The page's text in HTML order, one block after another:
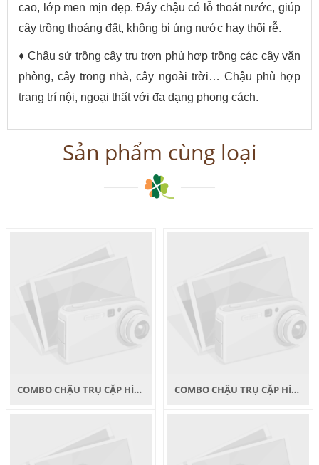
cao, lớp men mịn đẹp. Đáy chậu có lỗ thoát nước, giúp
cây trồng thoáng đất, không bị úng nước hay thối rễ.
♦ Chậu sứ trồng cây trụ trơn phù hợp trồng các cây văn
phòng, cây trong nhà, cây ngoài trời… Chậu phù hợp
trang trí nội, ngoại thất với đa dạng phong cách.
Sản phẩm cùng loại
COMBO CHẬU TRỤ CẶP HÌNH INOGARDEN C2 COMBO CHẬU TRỤ CẶP HÌNH INOGARDEN